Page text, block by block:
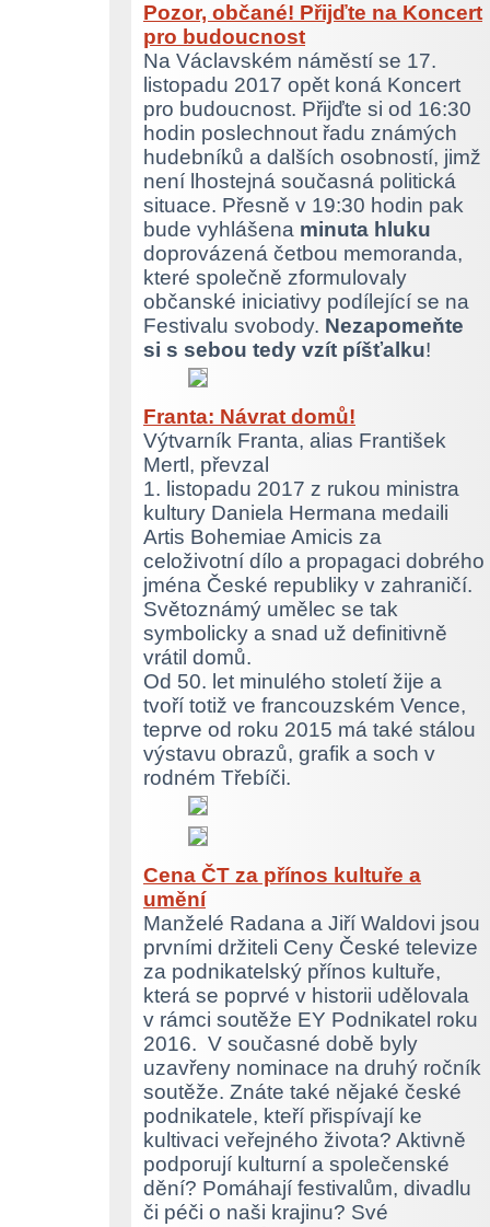
Pozor, občané! Přijďte na Koncert
pro budoucnost
Na Václavském náměstí se 17.
listopadu 2017 opět koná Koncert
pro budoucnost. Přijďte si od 16:30
hodin poslechnout řadu známých
hudebníků a dalších osobností, jimž
není lhostejná současná politická
situace. Přesně v 19:30 hodin pak
bude vyhlášena minuta hluku
doprovázená četbou memoranda,
které společně zformulovaly
občanské iniciativy podílející se na
Festivalu svobody. Nezapomeňte
si s sebou tedy vzít píšťalku!
Franta: Návrat domů!
Výtvarník Franta, alias František
Mertl, převzal
1. listopadu 2017 z rukou ministra
kultury Daniela Hermana medaili
Artis Bohemiae Amicis za
celoživotní dílo a propagaci dobrého
jména České republiky v zahraničí.
Světoznámý umělec se tak
symbolicky a snad už definitivně
vrátil domů.
Od 50. let minulého století žije a
tvoří totiž ve francouzském Vence,
teprve od roku 2015 má také stálou
výstavu obrazů, grafik a soch v
rodném Třebíči.
Cena ČT za přínos kultuře a
umění
Manželé Radana a Jiří Waldovi jsou
prvními držiteli Ceny České televize
za podnikatelský přínos kultuře,
která se poprvé v historii udělovala
v rámci soutěže EY Podnikatel roku
2016. V současné době byly
uzavřeny nominace na druhý ročník
soutěže. Znáte také nějaké české
podnikatele, kteří přispívají ke
kultivaci veřejného života? Aktivně
podporují kulturní a společenské
dění? Pomáhají festivalům, divadlu
či péči o naši krajinu? Své